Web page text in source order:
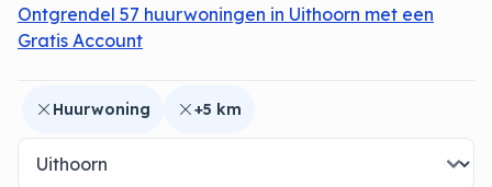
Ontgrendel 57 huurwoningen in Uithoorn met een
Gratis Account
Huurwoning +5 km